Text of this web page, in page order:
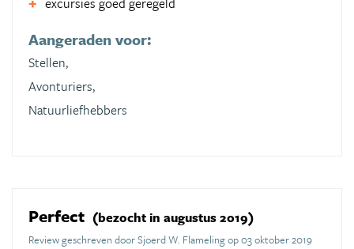
Aangeraden voor:
Stellen,
Avonturiers,
Natuurliefhebbers
Perfect (bezocht in augustus 2019)
Review geschreven door Sjoerd W. Flameling op 03 oktober 2019